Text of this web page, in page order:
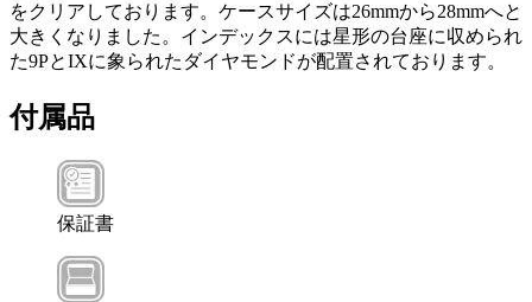
をクリアしております。ケースサイズは26mmから28mmへと
大きくなりました。インデックスには星形の台座に収められ
た9PとIXに象られたダイヤモンドが配置されております。
付属品
保証書